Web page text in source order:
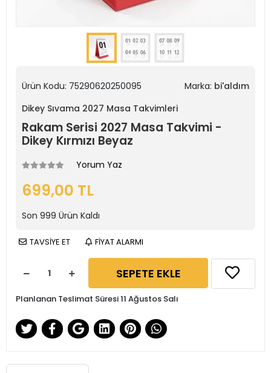
Ürün Kodu: 75290620250095 Marka: bi'aldım
Dikey Sıvama 2027 Masa Takvimleri
Rakam Serisi 2027 Masa Takvimi -
Dikey Kırmızı Beyaz
Yorum Yaz
699,00 TL
Son 999 Ürün Kaldı
TAVSİYE ET FİYAT ALARMI
SEPETE EKLE
Planlanan Teslimat Süresi 11 Ağustos Salı